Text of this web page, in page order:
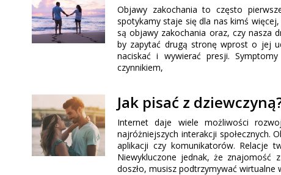
Objawy zakochania to często
spotykamy staje się dla nas kimś
są objawy zakochania oraz, czy nasza
by zapytać drugą stronę wprost o jej
naciskać i wywierać presji.
czynnikiem,
Jak pisać z
Internet daje wiele możliwości
najróżniejszych interakcji społecznych.
aplikacji czy komunikatorów. Relacje
Niewykluczone jednak, że
doszło, musisz podtrzymywać wirtualne